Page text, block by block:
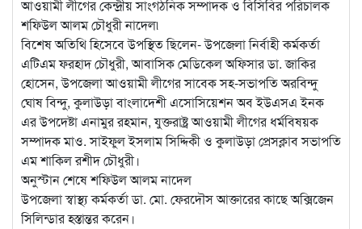
আওয়ামী লীগের কেন্দ্রীয় সাংগঠনিক সম্পাদক ও বিসিবির পরিচালক
শফিউল আলম চৌধুরী নাদেল৷
বিশেষ অতিথি হিসেবে উপস্থিত ছিলেন- উপজেলা নির্বাহী কর্মকর্তা
এটিএম ফরহাদ চৌধুরী, আবাসিক মেডিকেল অফিসার ডা. জাকির
হোসেন, উপজেলা আওয়ামী লীগের সাবেক সহ-সভাপতি অরবিন্দু
ঘোষ বিন্দু, কুলাউড়া বাংলাদেশী এসোসিয়েশন অব ইউএসএ ইনক
এর উপদেষ্টা এনামুর রহমান, যুক্তরাষ্ট্র আওয়ামী লীগের ধর্মবিষয়ক
সম্পাদক মাও. সাইফুল ইসলাম সিদ্দিকী ও কুলাউড়া প্রেসক্লাব সভাপতি
এম শাকিল রশীদ চৌধুরী।
অনুস্টান শেষে শফিউল আলম নাদেল
উপজেলা স্বাস্থ্য কর্মকর্তা ডা. মো. ফেরদৌস আক্তারের কাছে অক্সিজেন
সিলিন্ডার হস্তান্তর করেন।